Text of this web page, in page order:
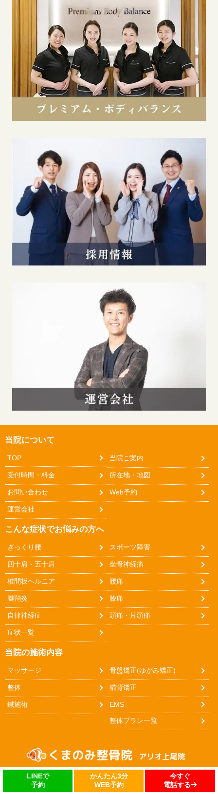
当院について
TOP 当院ご案内
受付時間・料金 所在地・地図
お問い合わせ Web予約
運営会社
こんな症状でお悩みの方へ
ぎっくり腰 スポーツ障害
四十肩・五十肩 坐骨神経痛
椎間板ヘルニア 腰痛
腱鞘炎 膝痛
自律神経症 頭痛・片頭痛
症状一覧
当院の施術内容
マッサージ 骨盤矯正(ゆがみ矯正)
整体 猫背矯正
鍼施術 EMS
整体プラン一覧
LINEで
予約
かんたん3分
WEB予約
今すぐ
電話する